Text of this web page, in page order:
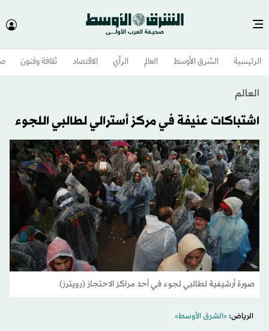
الرئيسية الشرق الأوسط​ العالم الرأي الاقتصاد ثقافة وفنون
العالم
اشتباكات عنيفة في مركز أسترالي لطالبي اللجوء
صورة أرشيفية لطالبي لجوء في أحد مراكز الاحتجاز (رويترز)
الرياض:«الشرق الأوسط»